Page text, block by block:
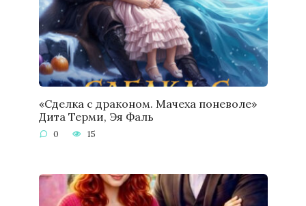
«Сделка с драконом. Мачеха поневоле»
Дита Терми, Эя Фаль
0 15